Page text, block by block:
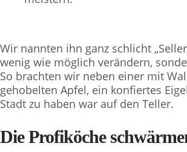
Wir nannten ihn ganz schlicht
wenig wie möglich verändern,
So brachten wir neben einer mit
gehobelten Apfel, ein konfiertes
Stadt zu haben war auf den Teller.
Die Profiköche